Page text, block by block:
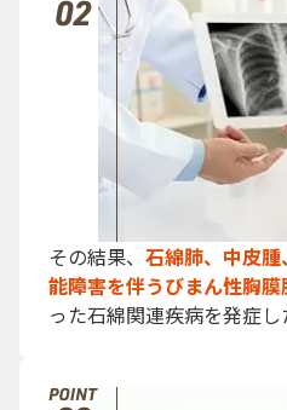
その結果、 石綿肺、中皮
能障害を伴うびまん性胸
った石綿関連疾病を発症し